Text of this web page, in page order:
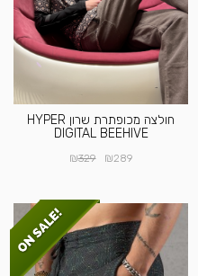
חולצה מכופתרת שרון HYPER
DIGITAL BEEHIVE
₪289
₪329